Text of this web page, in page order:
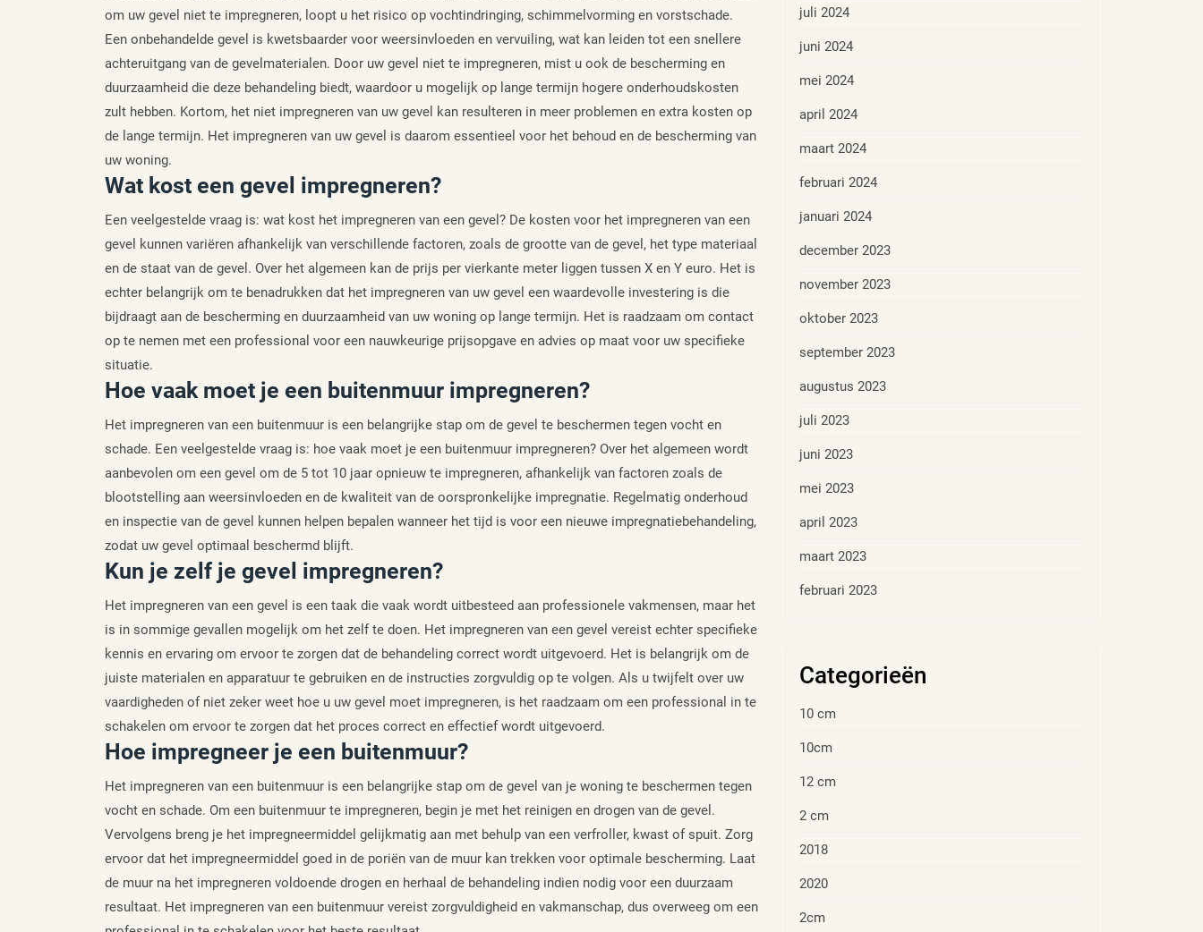
om uw gevel niet te impregneren, loopt u het risico op vochtindringing, schimmelvorming en vorstschade.
Een onbehandelde gevel is kwetsbaarder voor weersinvloeden en vervuiling, wat kan leiden tot een snellere
achteruitgang van de gevelmaterialen. Door uw gevel niet te impregneren, mist u ook de bescherming en
duurzaamheid die deze behandeling biedt, waardoor u mogelijk op lange termijn hogere onderhoudskosten
zult hebben. Kortom, het niet impregneren van uw gevel kan resulteren in meer problemen en extra kosten op
de lange termijn. Het impregneren van uw gevel is daarom essentieel voor het behoud en de bescherming van
uw woning.
Wat kost een gevel impregneren?
Een veelgestelde vraag is: wat kost het impregneren van een gevel? De kosten voor het impregneren van een
gevel kunnen variëren afhankelijk van verschillende factoren, zoals de grootte van de gevel, het type materiaal
en de staat van de gevel. Over het algemeen kan de prijs per vierkante meter liggen tussen X en Y euro. Het is
echter belangrijk om te benadrukken dat het impregneren van uw gevel een waardevolle investering is die
bijdraagt aan de bescherming en duurzaamheid van uw woning op lange termijn. Het is raadzaam om contact
op te nemen met een professional voor een nauwkeurige prijsopgave en advies op maat voor uw specifieke
situatie.
Hoe vaak moet je een buitenmuur impregneren?
Het impregneren van een buitenmuur is een belangrijke stap om de gevel te beschermen tegen vocht en
schade. Een veelgestelde vraag is: hoe vaak moet je een buitenmuur impregneren? Over het algemeen wordt
aanbevolen om een gevel om de 5 tot 10 jaar opnieuw te impregneren, afhankelijk van factoren zoals de
blootstelling aan weersinvloeden en de kwaliteit van de oorspronkelijke impregnatie. Regelmatig onderhoud
en inspectie van de gevel kunnen helpen bepalen wanneer het tijd is voor een nieuwe impregnatiebehandeling,
zodat uw gevel optimaal beschermd blijft.
Kun je zelf je gevel impregneren?
Het impregneren van een gevel is een taak die vaak wordt uitbesteed aan professionele vakmensen, maar het
is in sommige gevallen mogelijk om het zelf te doen. Het impregneren van een gevel vereist echter specifieke
kennis en ervaring om ervoor te zorgen dat de behandeling correct wordt uitgevoerd. Het is belangrijk om de
juiste materialen en apparatuur te gebruiken en de instructies zorgvuldig op te volgen. Als u twijfelt over uw
vaardigheden of niet zeker weet hoe u uw gevel moet impregneren, is het raadzaam om een professional in te
schakelen om ervoor te zorgen dat het proces correct en effectief wordt uitgevoerd.
Hoe impregneer je een buitenmuur?
Het impregneren van een buitenmuur is een belangrijke stap om de gevel van je woning te beschermen tegen
vocht en schade. Om een buitenmuur te impregneren, begin je met het reinigen en drogen van de gevel.
Vervolgens breng je het impregneermiddel gelijkmatig aan met behulp van een verfroller, kwast of spuit. Zorg
ervoor dat het impregneermiddel goed in de poriën van de muur kan trekken voor optimale bescherming. Laat
de muur na het impregneren voldoende drogen en herhaal de behandeling indien nodig voor een duurzaam
resultaat. Het impregneren van een buitenmuur vereist zorgvuldigheid en vakmanschap, dus overweeg om een
juli 2024
juni 2024
mei 2024
april 2024
maart 2024
februari 2024
januari 2024
december 2023
november 2023
oktober 2023
september 2023
augustus 2023
juli 2023
juni 2023
mei 2023
april 2023
maart 2023
februari 2023
Categorieën
10 cm
10cm
12 cm
2 cm
2018
2020
2cm